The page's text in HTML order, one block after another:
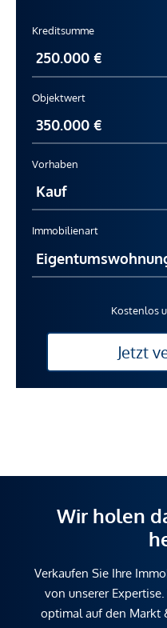
Kreditsumme
Objektwert
Vorhaben
Immobilienart
Kostenlos
Jetzt
Wir holen
Verkaufen Sie Ihre
von unserer
optimal auf den Markt